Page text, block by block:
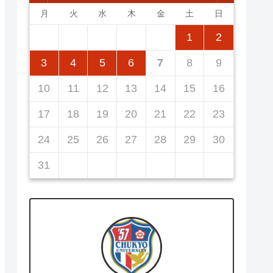
月 火 水 木 金 土 日
1 2
3 4 5 6 7 8 9
10 11 12 13 14 15 16
17 18 19 20 21 22 23
24 25 26 27 28 29 30
31